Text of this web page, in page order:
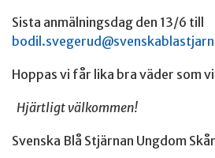
Sista anmälningsdag den 13/6 till
Hoppas vi får lika bra väder som
Hjärtligt välkommen!
Svenska Blå Stjärnan Ungdom